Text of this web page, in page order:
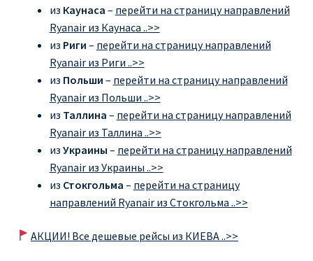
из Каунаса – перейти на страницу направлений
Ryanair из Каунаса ..>>
из Риги – перейти на страницу направлений
Ryanair из Риги ..>>
из Польши – перейти на страницу направлений
Ryanair из Польши ..>>
из Таллина – перейти на страницу направлений
Ryanair из Таллина ..>>
из Украины – перейти на страницу направлений
Ryanair из Украины ..>>
из Стокгольма – перейти на страницу
направлений Ryanair из Стокгольма ..>>
АКЦИИ! Все дешевые рейсы из КИЕВА ..>>